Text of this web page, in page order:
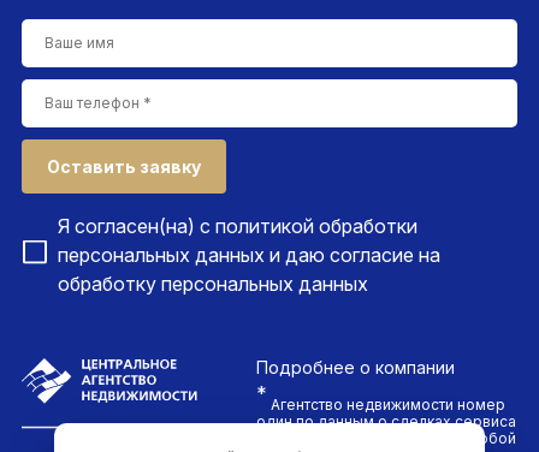
Оставить заявку
Я согласен(на) с политикой обработки
персональных данных и даю согласие на
обработку персональных данных
Подробнее о компании
* Агентство недвижимости номер
один по данным о сделках сервиса
ДомКлик. Проводим сделки любой